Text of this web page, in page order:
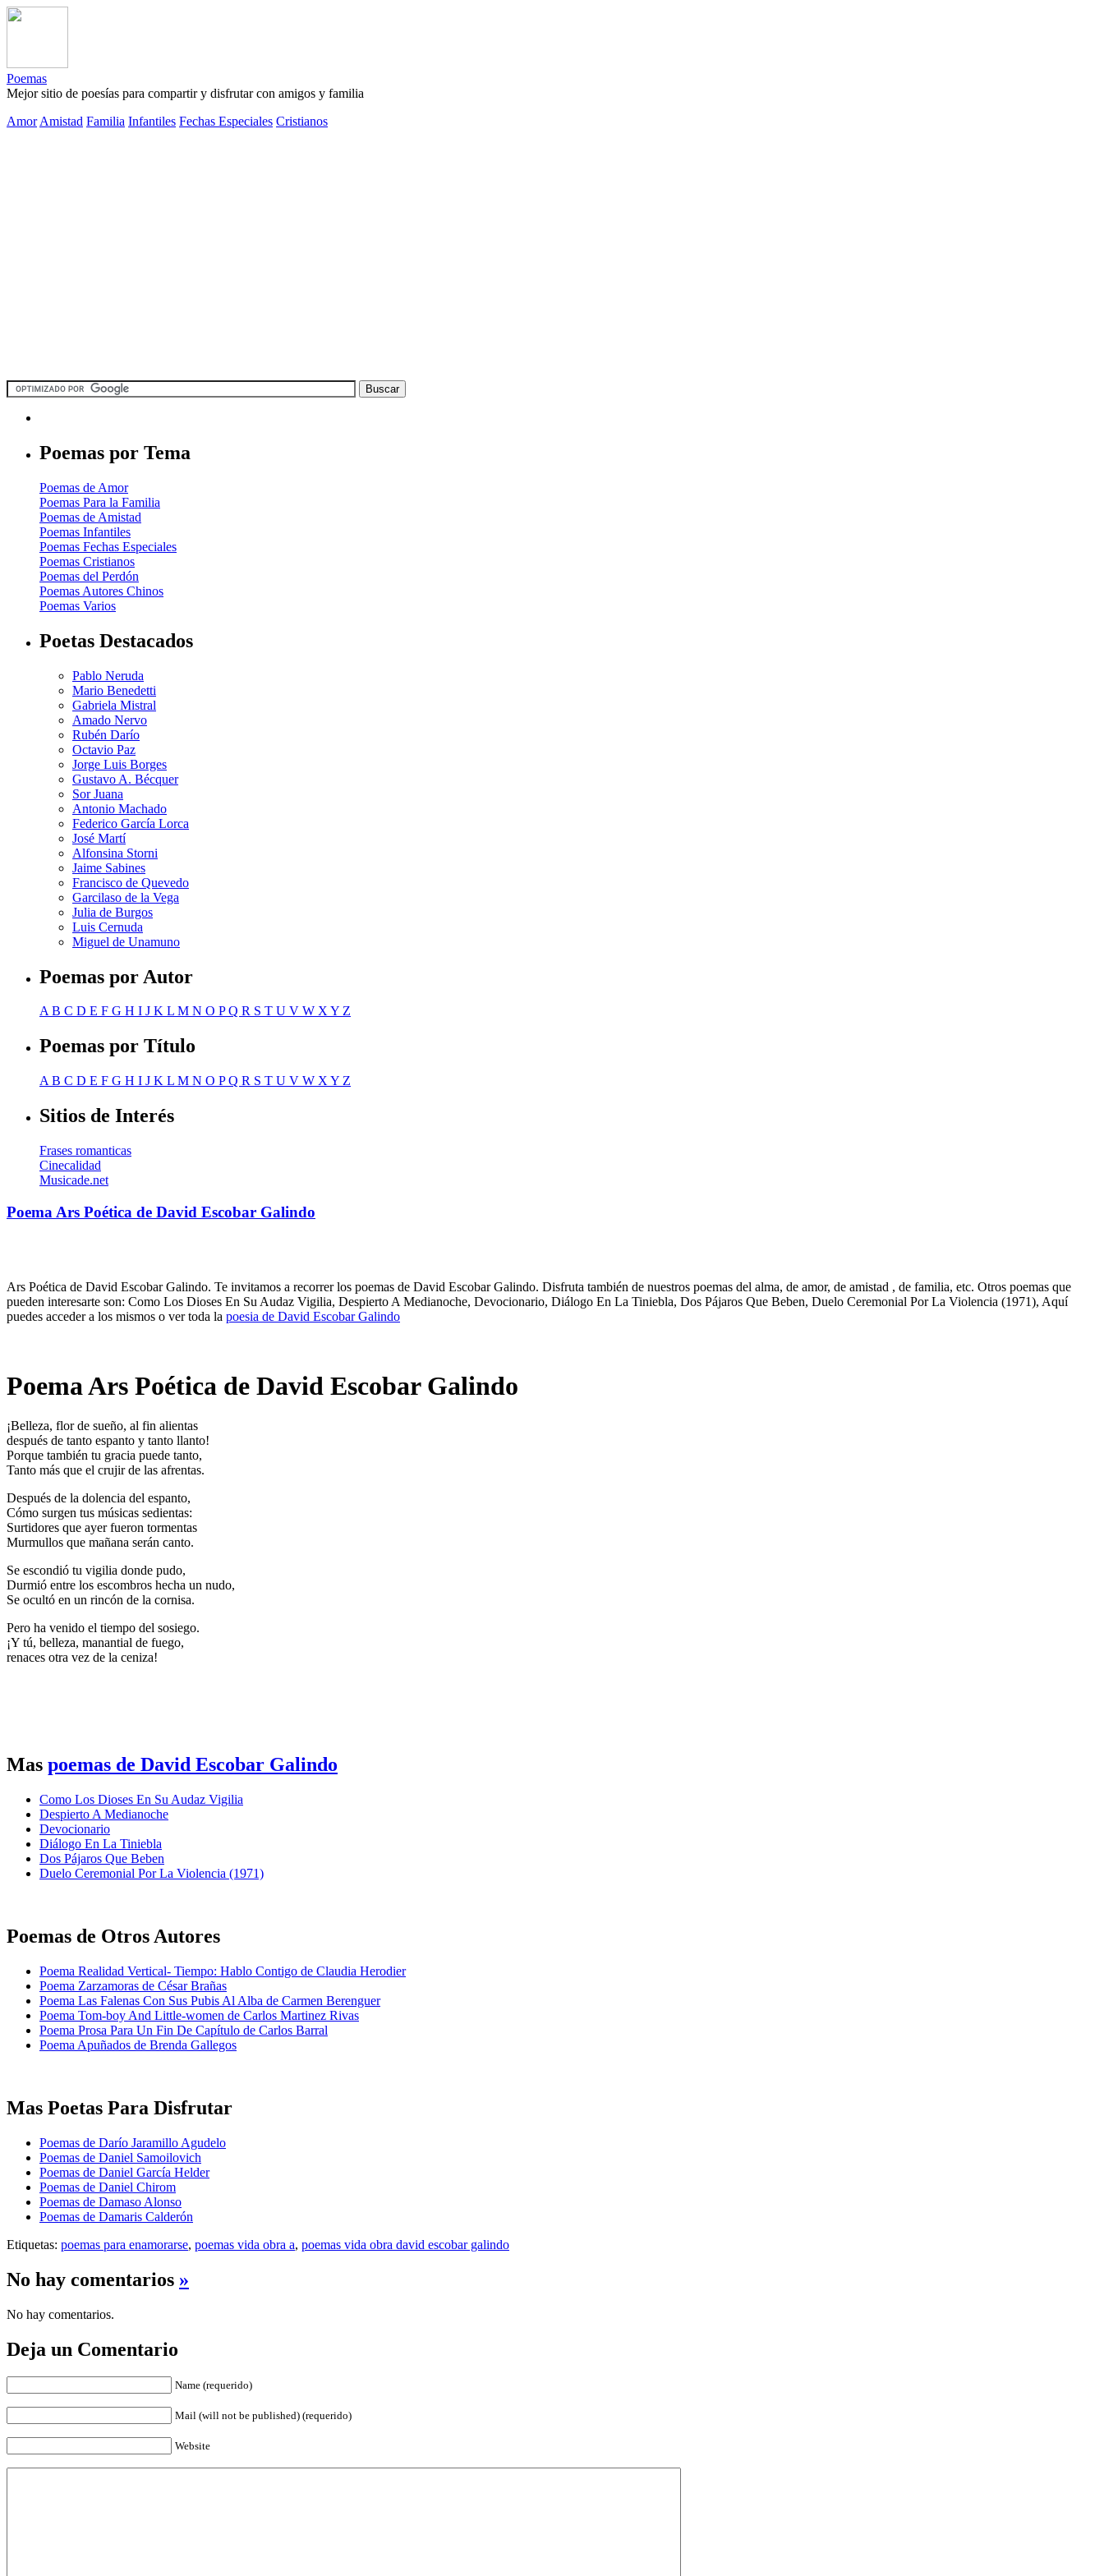
Poemas
Mejor sitio de poesías para compartir y disfrutar con amigos y familia
Amor Amistad Familia Infantiles Fechas Especiales Cristianos
Poemas por Tema
Poemas de Amor
Poemas Para la Familia
Poemas de Amistad
Poemas Infantiles
Poemas Fechas Especiales
Poemas Cristianos
Poemas del Perdón
Poemas Autores Chinos
Poemas Varios
Poetas Destacados
Pablo Neruda
Mario Benedetti
Gabriela Mistral
Amado Nervo
Rubén Darío
Octavio Paz
Jorge Luis Borges
Gustavo A. Bécquer
Sor Juana
Antonio Machado
Federico García Lorca
José Martí
Alfonsina Storni
Jaime Sabines
Francisco de Quevedo
Garcilaso de la Vega
Julia de Burgos
Luis Cernuda
Miguel de Unamuno
Poemas por Autor
AB C D E F G H I J K L M N O PQ R S T U V W XY Z
Poemas por Título
A B C D E F G H I J K L M N O PQ R S T U V W X Y Z
Sitios de Interés
Frases romanticas
Cinecalidad
Musicade.net
Poema Ars Poética de David Escobar Galindo
Ars Poética de David Escobar Galindo. Te invitamos a recorrer los poemas de David Escobar Galindo. Disfruta también de nuestros poemas del alma, de amor, de amistad , de familia, etc. Otros poemas que
pueden interesarte son: Como Los Dioses En Su Audaz Vigilia, Despierto A Medianoche, Devocionario, Diálogo En La Tiniebla, Dos Pájaros Que Beben, Duelo Ceremonial Por La Violencia (1971), Aquí
puedes acceder a los mismos o ver toda la poesia de David Escobar Galindo
Poema Ars Poética de David Escobar Galindo
¡Belleza, flor de sueño, al fin alientas
después de tanto espanto y tanto llanto!
Porque también tu gracia puede tanto,
Tanto más que el crujir de las afrentas.
Después de la dolencia del espanto,
Cómo surgen tus músicas sedientas:
Surtidores que ayer fueron tormentas
Murmullos que mañana serán canto.
Se escondió tu vigilia donde pudo,
Durmió entre los escombros hecha un nudo,
Se ocultó en un rincón de la cornisa.
Pero ha venido el tiempo del sosiego.
¡Y tú, belleza, manantial de fuego,
renaces otra vez de la ceniza!
Mas poemas de David Escobar Galindo
Como Los Dioses En Su Audaz Vigilia
Despierto A Medianoche
Devocionario
Diálogo En La Tiniebla
Dos Pájaros Que Beben
Duelo Ceremonial Por La Violencia (1971)
Poemas de Otros Autores
Poema Realidad Vertical- Tiempo: Hablo Contigo de Claudia Herodier
Poema Zarzamoras de César Brañas
Poema Las Falenas Con Sus Pubis Al Alba de Carmen Berenguer
Poema Tom-boy And Little-women de Carlos Martinez Rivas
Poema Prosa Para Un Fin De Capítulo de Carlos Barral
Poema Apuñados de Brenda Gallegos
Mas Poetas Para Disfrutar
Poemas de Darío Jaramillo Agudelo
Poemas de Daniel Samoilovich
Poemas de Daniel García Helder
Poemas de Daniel Chirom
Poemas de Damaso Alonso
Poemas de Damaris Calderón
Etiquetas: poemas para enamorarse, poemas vida obra a, poemas vida obra david escobar galindo
No hay comentarios »
No hay comentarios.
Deja un Comentario
Name (requerido)
Mail (will not be published) (requerido)
Website